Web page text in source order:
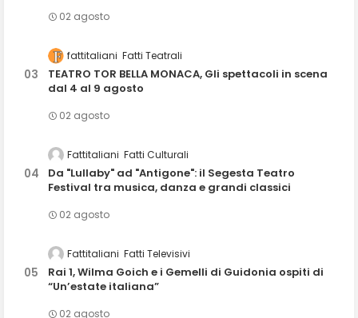
02 agosto
fattitaliani Fatti Teatrali
TEATRO TOR BELLA MONACA, Gli spettacoli in scena
dal 4 al 9 agosto
02 agosto
Fattitaliani Fatti Culturali
Da "Lullaby" ad "Antigone": il Segesta Teatro
Festival tra musica, danza e grandi classici
02 agosto
Fattitaliani Fatti Televisivi
Rai 1, Wilma Goich e i Gemelli di Guidonia ospiti di
“Un’estate italiana”
02 agosto